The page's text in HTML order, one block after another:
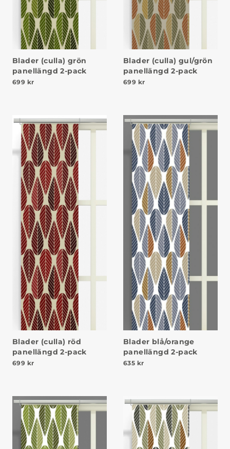
Blader (culla) grön
panellängd 2-pack
699 kr
Blader (culla) gul/grön
panellängd 2-pack
699 kr
Blader (culla) röd
panellängd 2-pack
699 kr
Blader blå/orange
panellängd 2-pack
635 kr